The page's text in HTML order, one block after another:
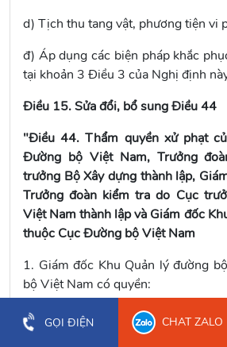
d) Tịch thu tang vật, phương tiện vi
đ) Áp dụng các biện pháp khắc
tại khoản 3 Điều 3 của Nghị định
Điều 15. Sửa đổi, bổ sung Điều 44
"Điều 44. Thẩm quyền xử phạt
Đường bộ Việt Nam, Trưởng
trưởng Bộ Xây dựng thành lập,
Trưởng đoàn kiểm tra do Cục
Việt Nam thành lập và Giám đốc
thuộc Cục Đường bộ Việt Nam
1. Giám đốc Khu Quản lý đường
bộ Việt Nam có quyền:
a) Phạt cảnh cáo;
GỌI ĐIỆN CHAT ZALO